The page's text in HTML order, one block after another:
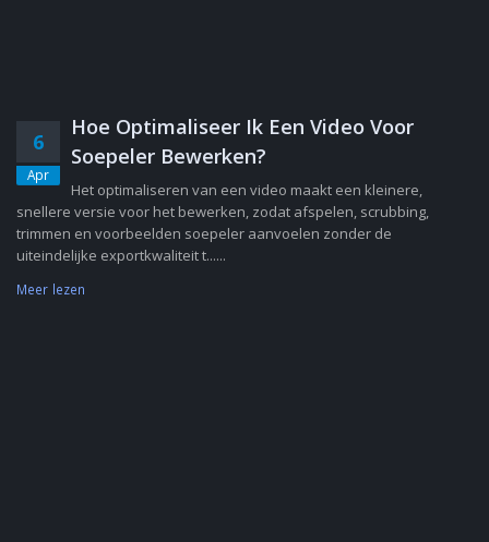
6
Apr
Hoe Optimaliseer Ik Een Video Voor
Soepeler Bewerken?
Het optimaliseren van een video maakt een kleinere,
snellere versie voor het bewerken, zodat afspelen, scrubbing,
trimmen en voorbeelden soepeler aanvoelen zonder de
uiteindelijke exportkwaliteit t......
Meer lezen